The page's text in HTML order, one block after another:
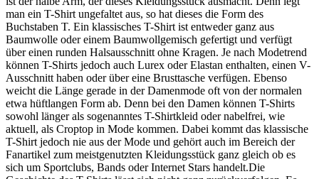
man ein T-Shirt ungefaltet aus, so hat dieses die Form des
Buchstaben T. Ein klassisches T-Shirt ist entweder ganz aus
Baumwolle oder einem Baumwollgemisch gefertigt und verfügt
über einen runden Halsausschnitt ohne Kragen. Je nach Modetrend
können T-Shirts jedoch auch Lurex oder Elastan enthalten, einen V-
Ausschnitt haben oder über eine Brusttasche verfügen. Ebenso
weicht die Länge gerade in der Damenmode oft von der normalen
etwa hüftlangen Form ab. Denn bei den Damen können T-Shirts
sowohl länger als sogenanntes T-Shirtkleid oder nabelfrei, wie
aktuell, als Croptop in Mode kommen. Dabei kommt das klassische
T-Shirt jedoch nie aus der Mode und gehört auch im Bereich der
Fanartikel zum meistgenutzten Kleidungsstück ganz gleich ob es
sich um Sportclubs, Bands oder Internet Stars handelt.Die